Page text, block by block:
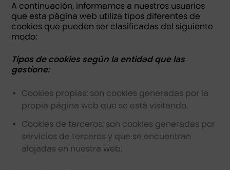
A continuación, informamos a nuestros usuarios
que esta página web utiliza tipos diferentes de
cookies que pueden ser clasificadas del siguiente
modo:
Tipos de cookies según la entidad que las
gestione:
Cookies propias: son cookies generadas por la
propia página web que se está visitando.
Cookies de terceros: son cookies generadas por
servicios de terceros y que se encuentran
alojadas en nuestra web.